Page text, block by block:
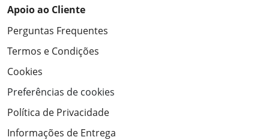
Apoio ao Cliente
Perguntas Frequentes
Termos e Condições
Cookies
Preferências de cookies
Política de Privacidade
Informações de Entrega